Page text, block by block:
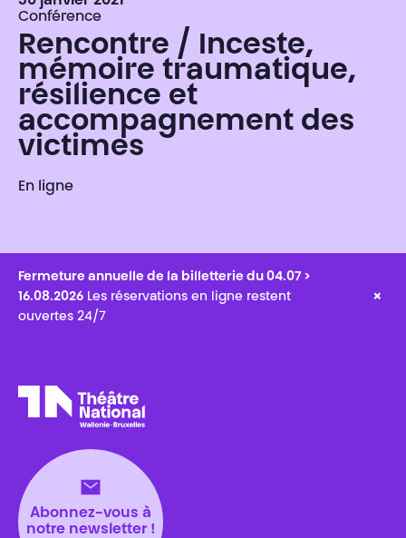
Conférence
Rencontre / Inceste,
mémoire traumatique,
résilience et
accompagnement des
victimes
En ligne
Fermeture annuelle de la billetterie du 04.07 >
16.08.2026 Les réservations en ligne restent
ouvertes 24/7
×
Abonnez-vous à
notre newsletter !